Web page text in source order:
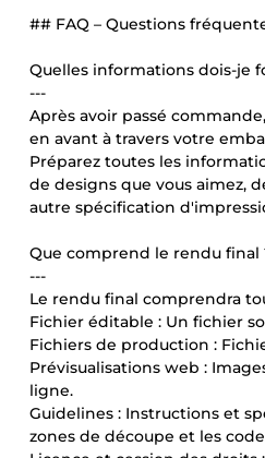
## FAQ – Questions
Quelles informations dois-je
---
Après avoir passé
en avant à travers votre
Préparez toutes les
de designs que vous aimez,
autre spécification
Que comprend le rendu final
---
Le rendu final comprendra
Fichier éditable : Un fichier
Fichiers de production :
Prévisualisations web :
ligne.
Guidelines : Instructions et
zones de découpe et les